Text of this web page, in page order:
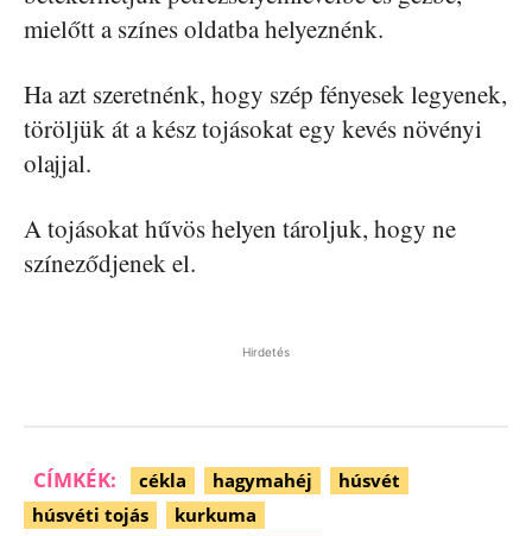
mielőtt a színes oldatba helyeznénk.
Ha azt szeretnénk, hogy szép fényesek legyenek,
töröljük át a kész tojásokat egy kevés növényi
olajjal.
A tojásokat hűvös helyen tároljuk, hogy ne
színeződjenek el.
Hirdetés
CÍMKÉK: cékla hagymahéj
húsvét
húsvéti tojás
kurkuma